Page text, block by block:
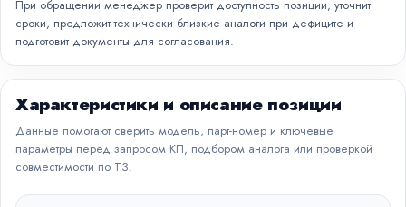
При обращении менеджер проверит доступность позиции, уточнит
сроки, предложит технически близкие аналоги при дефиците и
подготовит документы для согласования.
Характеристики и описание позиции
Данные помогают сверить модель, парт-номер и ключевые
параметры перед запросом КП, подбором аналога или проверкой
совместимости по ТЗ.